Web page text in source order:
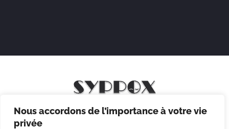
Nous accordons de l’importance à votre vie
privée
Mentions légales